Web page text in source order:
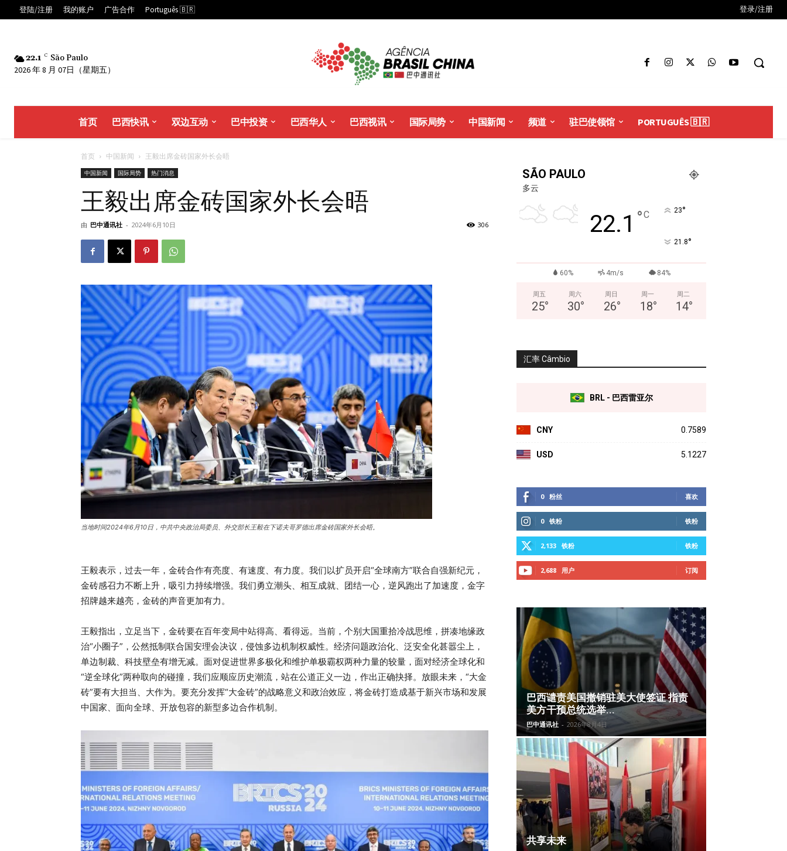
登陆/注册 我的账户 广告合作 Português 🇧🇷 登录/注册
22.1 C São Paulo
2026 年 8 月 07日（星期五）
首页 巴西快讯 双边互动 巴中投资 巴西华人 巴西视讯 国际局势 中国新闻 频道 驻巴使领馆 PORTUGUÊS 🇧🇷
首页 中国新闻 王毅出席金砖国家外长会晤
中国新闻 国际局势 热门消息
王毅出席金砖国家外长会晤
由 巴中通讯社 - 2024年6月10日 306
当地时间2024年6月10日，中共中央政治局委员、外交部长王毅在下诺夫哥罗德出席金砖国家外长会晤。
王毅表示，过去一年，金砖合作有亮度、有速度、有力度。我们以扩员开启“全球南方”联合自强新纪元，
金砖感召力不断上升，吸引力持续增强。我们勇立潮头、相互成就、团结一心，逆风跑出了加速度，金字
招牌越来越亮，金砖的声音更加有力。
王毅指出，立足当下，金砖要在百年变局中站得高、看得远。当前，个别大国重拾冷战思维，拼凑地缘政
治“小圈子”，公然抵制联合国安理会决议，侵蚀多边机制权威性。经济问题政治化、泛安全化甚嚣尘上，
单边制裁、科技壁垒有增无减。面对促进世界多极化和维护单极霸权两种力量的较量，面对经济全球化和
“逆全球化”两种取向的碰撞，我们应顺应历史潮流，站在公道正义一边，作出正确抉择。放眼未来，“大金
砖”要有大担当、大作为。要充分发挥“大金砖”的战略意义和政治效应，将金砖打造成基于新兴市场和发展
中国家、面向全球、开放包容的新型多边合作机制。
SÃO PAULO
多云
22.1 °C 23°
21.8°
60% 4m/s 84%
周五
25°
周六
30°
周日
26°
周一
18°
周二
14°
汇率 Câmbio
BRL - 巴西雷亚尔
CNY 0.7589
USD 5.1227
0 粉丝 喜欢
0 铁粉 铁粉
2,133 铁粉 铁粉
2,688 用户 订阅
巴西谴责美国撤销驻美大使签证 指责
美方干预总统选举...
巴中通讯社 - 2026年8月4日
共享未来